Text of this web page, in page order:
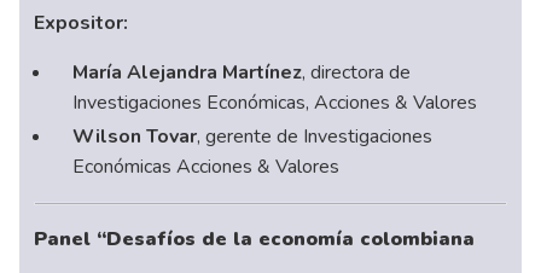
Expositor:
María Alejandra Martínez, directora de
Investigaciones Económicas, Acciones & Valores
Wilson Tovar, gerente de Investigaciones
Económicas Acciones & Valores
Panel “Desafíos de la economía colombiana